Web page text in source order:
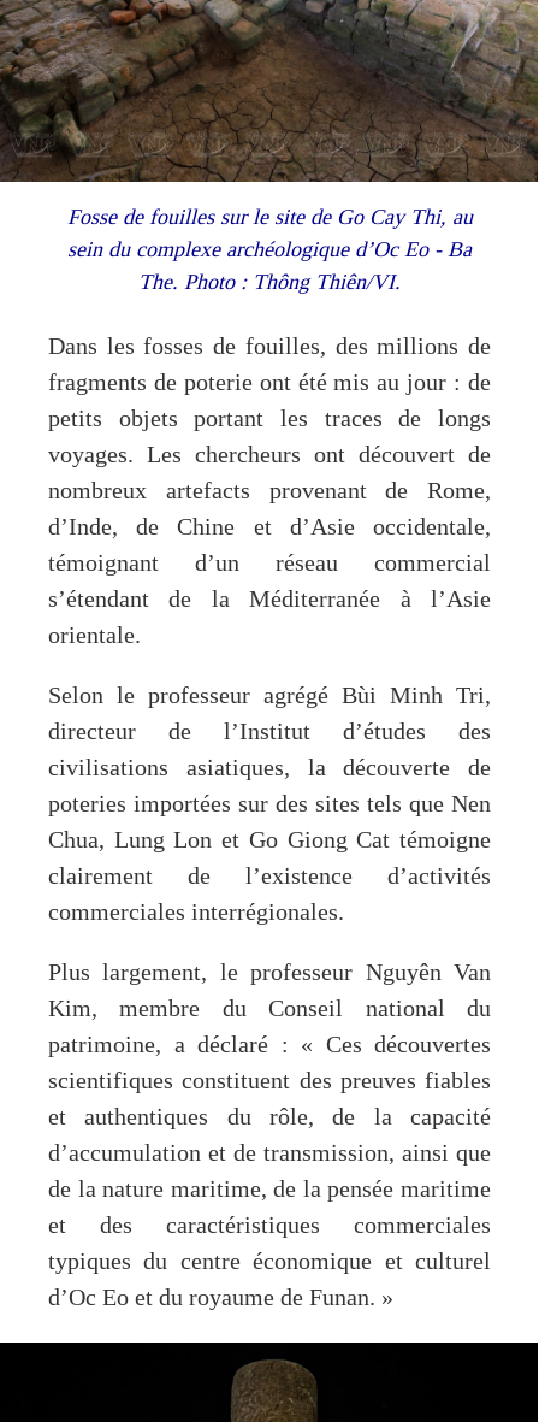
Fosse de fouilles sur le site de Go Cay Thi, au
sein du complexe archéologique d’Oc Eo - Ba
The. Photo : Thông Thiên/VI.
Dans les fosses de fouilles, des millions de
fragments de poterie ont été mis au jour : de
petits objets portant les traces de longs
voyages. Les chercheurs ont découvert de
nombreux artefacts provenant de Rome,
d’Inde, de Chine et d’Asie occidentale,
témoignant d’un réseau commercial
s’étendant de la Méditerranée à l’Asie
orientale.
Selon le professeur agrégé Bùi Minh Tri,
directeur de l’Institut d’études des
civilisations asiatiques, la découverte de
poteries importées sur des sites tels que Nen
Chua, Lung Lon et Go Giong Cat témoigne
clairement de l’existence d’activités
commerciales interrégionales.
Plus largement, le professeur Nguyên Van
Kim, membre du Conseil national du
patrimoine, a déclaré : « Ces découvertes
scientifiques constituent des preuves fiables
et authentiques du rôle, de la capacité
d’accumulation et de transmission, ainsi que
de la nature maritime, de la pensée maritime
et des caractéristiques commerciales
typiques du centre économique et culturel
d’Oc Eo et du royaume de Funan. »